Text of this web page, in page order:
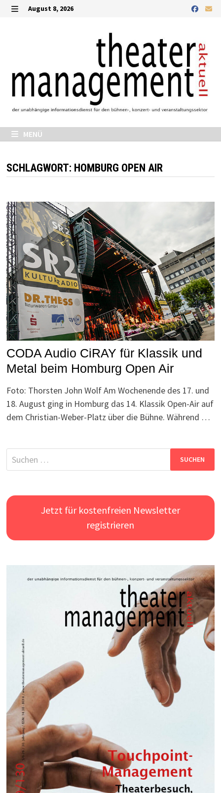
Zurück
August 8, 2026
MENÜ
SCHLAGWORT: HOMBURG OPEN AIR
CODA Audio CiRAY für Klassik und
Metal beim Homburg Open Air
Foto: Thorsten John Wolf Am Wochenende des 17. und
18. August ging in Homburg das 14. Klassik Open-Air auf
dem Christian-Weber-Platz über die Bühne. Während …
Suchen
nach:
Jetzt für kostenfreien Newsletter
registrieren